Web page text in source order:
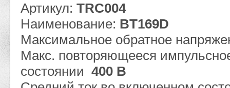
Артикул: TRC004
Наименование: BT169D
Максимальное обратное
Макс. повторяющееся
состоянии 400 В